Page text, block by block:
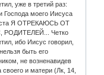
уже в третий раз:
Господа моего Иисуса
Я ОТРЕКАЮСЬ ОТ
РОДИТЕЛЕЙ... Четко
ибо Иисус говорил,
быть его
не возненавидев
своего и матери (Лк, 14,